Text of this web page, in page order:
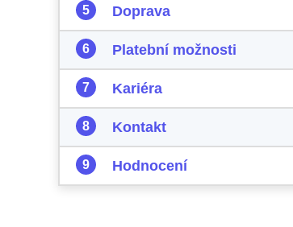
Doprava
Platební možnosti
Kariéra
Kontakt
Hodnocení